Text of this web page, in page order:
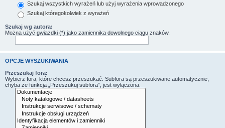
Szukaj wszystkich wyrażeń lub użyj wyrażenia wprowadzonego
Szukaj któregokolwiek z wyrażeń
Szukaj wg autora:
Można użyć gwiazdki (*) jako zamiennika dowolnego ciągu znaków.
OPCJE WYSZUKIWANIA
Przeszukaj fora:
Wybierz fora, które chcesz przeszukać. Subfora są przeszukiwane automatycznie,
chyba że funkcja „Przeszukuj subfora”, jest wyłączona.